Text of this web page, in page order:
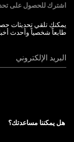
اشترك للحصول على
يمكنك تلقي تحديثات
طابعاً شخصياً وأحدث
البريد الإلكتروني
هل يمكننا مساعدتك؟